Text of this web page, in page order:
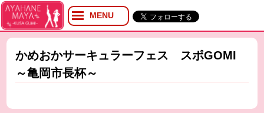
MENU
プロフィール
Twitter
YouTube
かめおかサーキュラーフェス スポGOMI
～亀岡市長杯～